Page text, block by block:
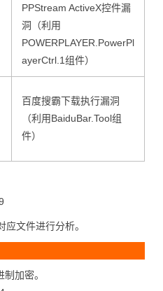
PPStream ActiveX控件漏
洞（利用
POWERPLAYER.PowerPl
ayerCtrl.1组件）
百度搜霸下载执行漏洞
（利用BaiduBar.Tool组
件）
文件进行分析。
加密。